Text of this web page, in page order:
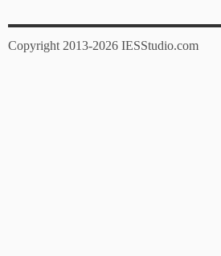
Copyright 2013-2026 IESStudio.com